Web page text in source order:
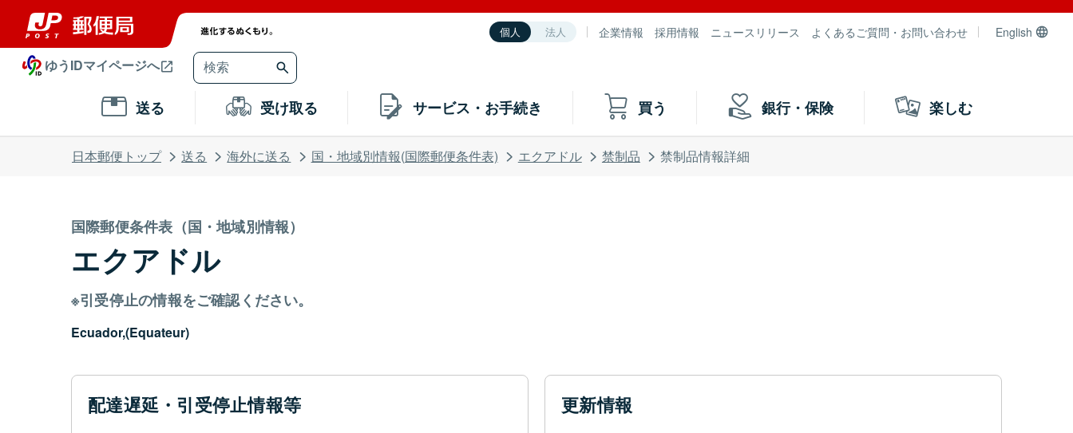
個人 法人 企業情報 採用情報 ニュースリリース よくあるご質問・お問い合わせ English
ゆうIDマイページへ
送る 受け取る サービス・お手続き 買う 銀行・保険 楽しむ
日本郵便トップ 送る 海外に送る 国・地域別情報(国際郵便条件表) エクアドル 禁制品 禁制品情報詳細
国際郵便条件表（国・地域別情報）
エクアドル
※引受停止の情報をご確認ください。
Ecuador,(Equateur)
配達遅延・引受停止情報等 更新情報